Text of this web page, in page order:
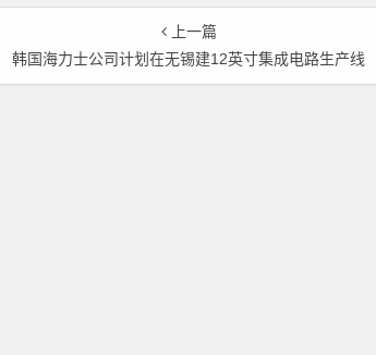
上一篇
韩国海力士公司计划在无锡建12英寸集成电路生产线